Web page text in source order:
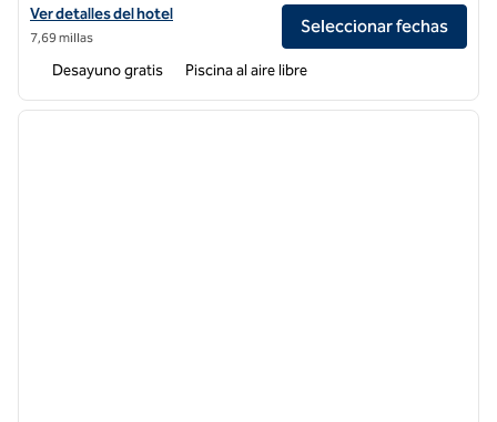
Ver detalles del hotel para Home2 Suites by Hilton Anaheim Resort
Ver detalles del hotel
7,69 millas
Seleccionar fechas
Desayuno gratis Piscina al aire libre
1 de 11